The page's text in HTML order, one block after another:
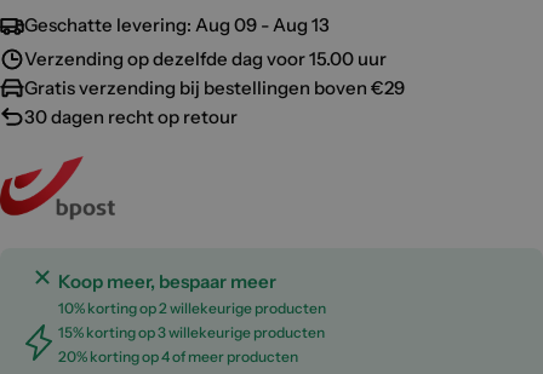
Geschatte levering: Aug 09 - Aug 13
Verzending op dezelfde dag voor 15.00 uur
Gratis verzending bij bestellingen boven €29
30 dagen recht op retour
Koop meer, bespaar meer
10% korting op 2 willekeurige producten
15% korting op 3 willekeurige producten
20% korting op 4 of meer producten